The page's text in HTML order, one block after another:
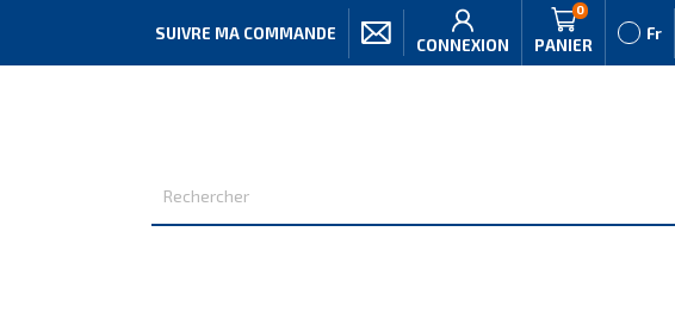
SUIVRE MA COMMANDE
CONNEXION
0
PANIER
Fr